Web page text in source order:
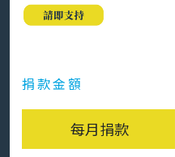
捐款金額
每月捐款